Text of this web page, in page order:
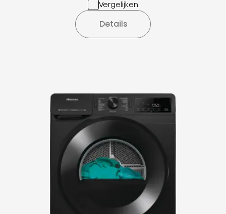
Vergelijken
Details